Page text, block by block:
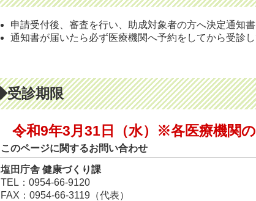
申請受付後、審査を行い、助成対象者の方へ決定通知書
通知書が届いたら必ず医療機関へ予約をしてから受診し
診期限
令和9年3月31日（水）※各医療機関
このページに関するお問い合わせ
塩田庁舎 健康づくり課
TEL：0954-66-9120
FAX：0954-66-3119（代表）